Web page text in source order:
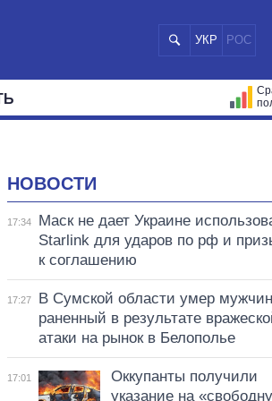
УКР РОС
НОВОСТИ
17:34
Маск не дает Украине
Starlink для ударов по рф и
к соглашению
17:27
В Сумской области умер
раненный в результате
атаки на рынок в Белополье
17:01
Оккупанты получили
указание на